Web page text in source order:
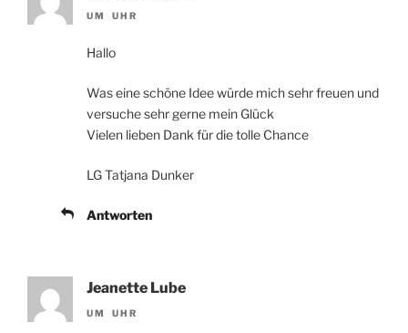
UM UHR
Hallo
Was eine schöne Idee würde mich sehr freuen und
versuche sehr gerne mein Glück
Vielen lieben Dank für die tolle Chance
LG Tatjana Dunker
Antworten
Jeanette Lube
UM UHR